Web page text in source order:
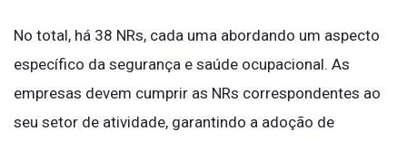
No total, há 38 NRs, cada uma abordando um aspecto
específico da segurança e saúde ocupacional. As
empresas devem cumprir as NRs correspondentes ao
seu setor de atividade, garantindo a adoção de